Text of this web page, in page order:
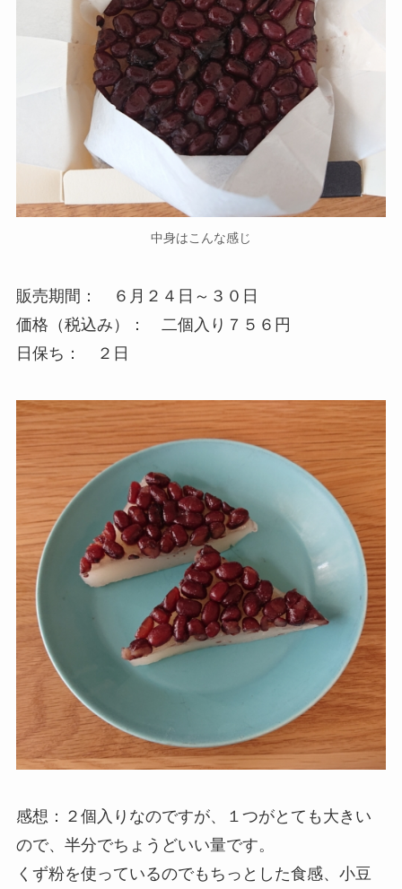
中身はこんな感じ
販売期間： ６月２４日～３０日
価格（税込み）： 二個入り７５６円
日保ち： ２日
感想：２個入りなのですが、１つがとても大きい
ので、半分でちょうどいい量です。
くず粉を使っているのでもちっとした食感、小豆